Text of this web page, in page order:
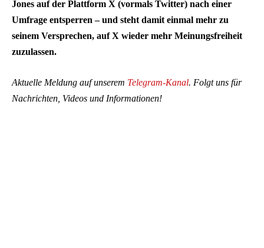
Jones auf der Plattform X (vormals Twitter) nach einer
Umfrage entsperren – und steht damit einmal mehr zu
seinem Versprechen, auf X wieder mehr Meinungsfreiheit
zuzulassen.
Aktuelle Meldung auf unserem Telegram-Kanal. Folgt uns für
Nachrichten, Videos und Informationen!